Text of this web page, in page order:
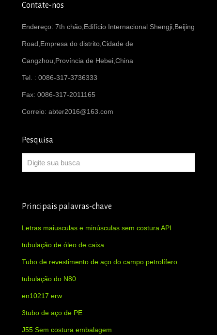
Contate-nos
Endereço: 7th chão,Edifício Internacional Shengji,Beijing
Road,Empresa do distrito,Cidade de
Cangzhou,Província de Hebei,China
Tel. : 0086-317-3736333
Fax: 0086-317-2011165
Correio: abter2016@163.com
Pesquisa
Principais palavras-chave
Letras maiusculas e minúsculas sem costura API
tubulação de óleo de caixa
Tubo de revestimento de aço do campo petrolífero
tubulação do N80
en10217 erw
3tubo de aço de PE
J55 Sem costura embalagem